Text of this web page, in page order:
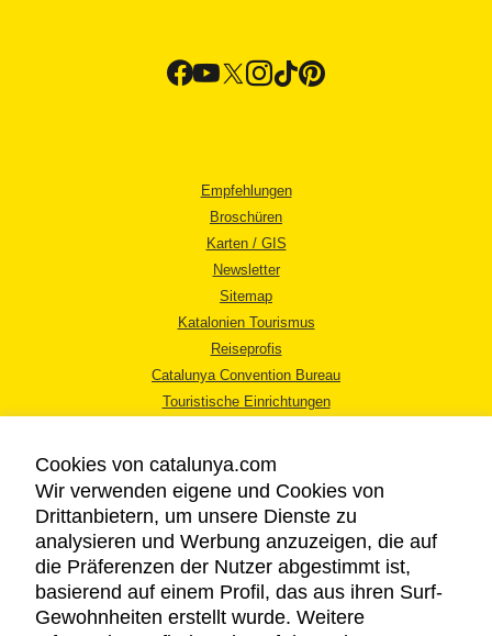
Empfehlungen
Broschüren
Karten / GIS
Newsletter
Sitemap
Katalonien Tourismus
Reiseprofis
Catalunya Convention Bureau
Touristische Einrichtungen
RECHTLICHER HINWEIS
DATENSCHUTZICHTLINIE
Cookies von catalunya.com
Wir verwenden eigene und Cookies von
Drittanbietern, um unsere Dienste zu
analysieren und Werbung anzuzeigen, die auf
die Präferenzen der Nutzer abgestimmt ist,
basierend auf einem Profil, das aus ihren Surf-
Gewohnheiten erstellt wurde. Weitere